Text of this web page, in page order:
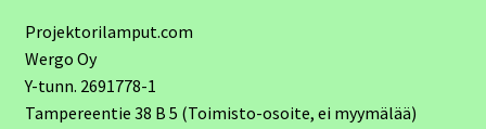
Projektorilamput.com
Wergo Oy
Y-tunn. 2691778-1
Tampereentie 38 B 5 (Toimisto-osoite, ei myymälää)